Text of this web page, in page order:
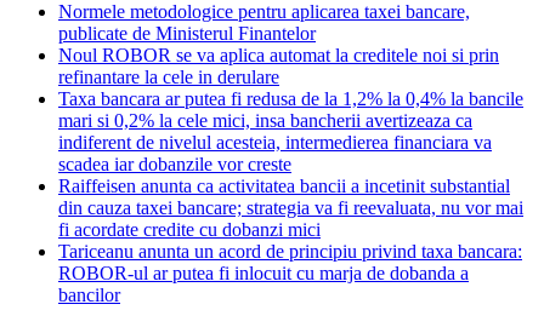
Normele metodologice pentru aplicarea taxei bancare,
publicate de Ministerul Finantelor
Noul ROBOR se va aplica automat la creditele noi si prin
refinantare la cele in derulare
Taxa bancara ar putea fi redusa de la 1,2% la 0,4% la bancile
mari si 0,2% la cele mici, insa bancherii avertizeaza ca
indiferent de nivelul acesteia, intermedierea financiara va
scadea iar dobanzile vor creste
Raiffeisen anunta ca activitatea bancii a incetinit substantial
din cauza taxei bancare; strategia va fi reevaluata, nu vor mai
fi acordate credite cu dobanzi mici
Tariceanu anunta un acord de principiu privind taxa bancara:
ROBOR-ul ar putea fi inlocuit cu marja de dobanda a
bancilor